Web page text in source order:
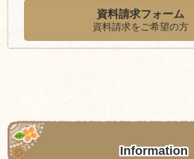
資料請求フォーム
資料請求をご希望の方
Information